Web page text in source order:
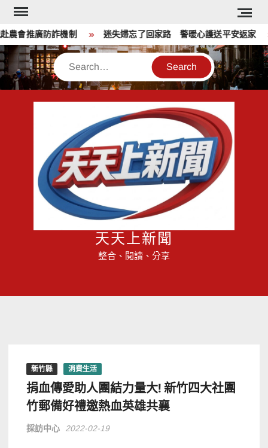
Skip
content
會推廣防詐機制 迷失婦忘了回家路 警暖心護送平安返家
Search
天天上新聞
整合、閱讀、分享
新竹縣 消費生活
捐血傳愛助人團結力量大! 新竹四大社團
竹郵備好禮邀熱血英雄共襄
採訪中心 2022-02-19